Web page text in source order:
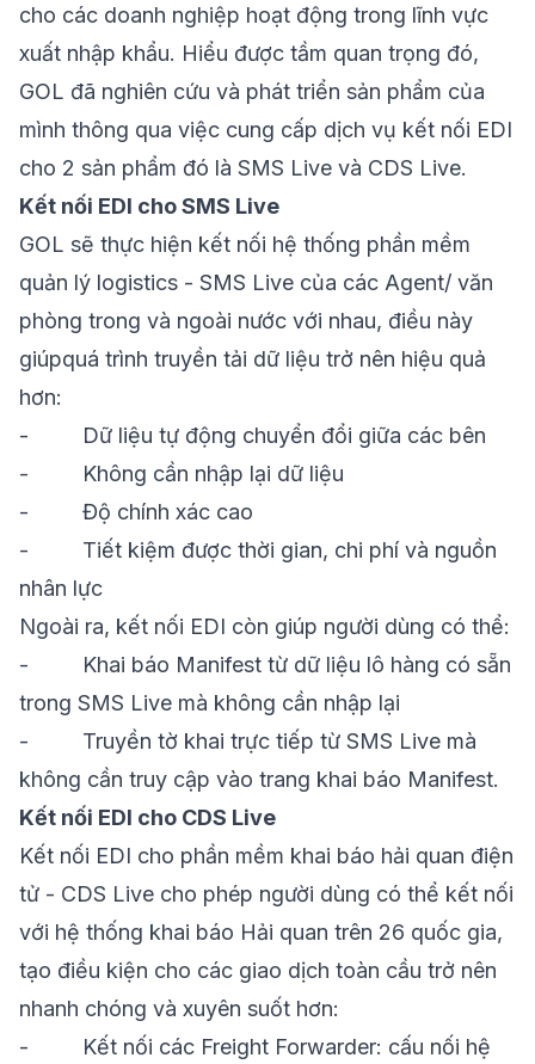
cho các doanh nghiệp hoạt động trong lĩnh vực
xuất nhập khẩu. Hiểu được tầm quan trọng đó,
GOL đã nghiên cứu và phát triển sản phẩm của
mình thông qua việc cung cấp dịch vụ kết nối EDI
cho 2 sản phẩm đó là SMS Live và CDS Live.
Kết nối EDI cho SMS Live
GOL sẽ thực hiện kết nối hệ thống phần mềm
quản lý logistics - SMS Live của các Agent/ văn
phòng trong và ngoài nước với nhau, điều này
giúpquá trình truyền tải dữ liệu trở nên hiệu quả
hơn:
-
Dữ liệu tự động chuyển đổi giữa các bên
-
Không cần nhập lại dữ liệu
-
Độ chính xác cao
-
Tiết kiệm được thời gian, chi phí và nguồn
nhân lực
Ngoài ra, kết nối EDI còn giúp người dùng có thể:
-
Khai báo Manifest từ dữ liệu lô hàng có sẵn
trong SMS Live mà không cần nhập lại
-
Truyền tờ khai trực tiếp từ SMS Live mà
không cần truy cập vào trang khai báo Manifest.
Kết nối EDI cho CDS Live
Kết nối EDI cho phần mềm khai báo hải quan điện
tử - CDS Live cho phép người dùng có thể kết nối
với hệ thống khai báo Hải quan trên 26 quốc gia,
tạo điều kiện cho các giao dịch toàn cầu trở nên
nhanh chóng và xuyên suốt hơn:
-
Kết nối các Freight Forwarder: cấu nối hệ